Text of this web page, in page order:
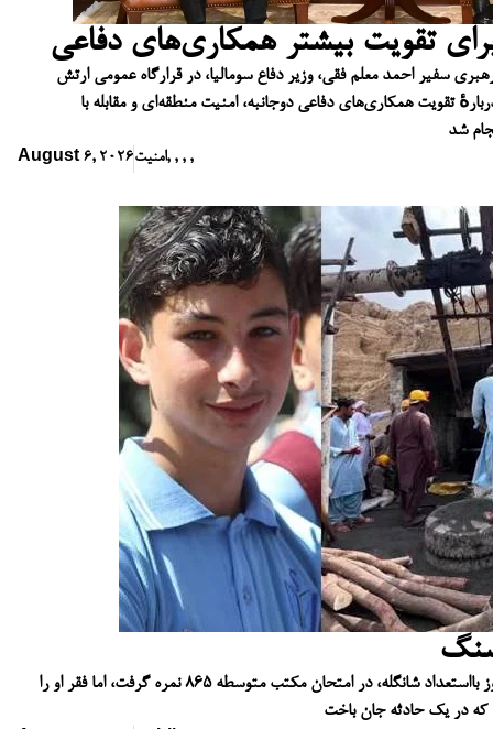
برای تقویت بیشتر همکاری‌های دفاعی
سفیر احمد معلم فقی، وزیر دفاع سومالیا، در قرارگاه عمومی ارتش
تقویت همکاری‌های دفاعی دوجانبه، امنیت منطقه‌ای و مقابله با
شد
August 6, 2026امنیت, , , ,
از کتاب‌ها تا معدن زغال‌سنگ؛ ابوسفیان، دانش‌آموز بااستعداد شانگله، در امتحان مکتب متوسطه ۸۶۵ نمره گرفت، اما فقر او را
در یک حادثه جان باخت